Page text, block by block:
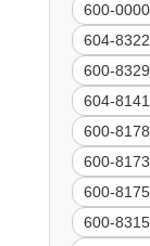
600-
604-
600-
604-
600-
600-
600-
600-